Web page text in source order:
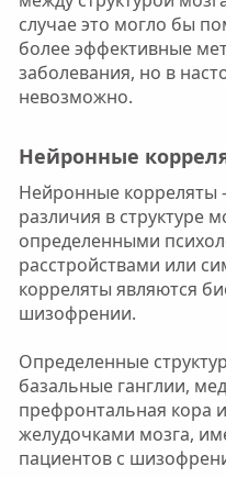
случае это могло бы
более эффективные
заболевания, но в
невозможно.
Нейронные
Нейронные корреляты
различия в структуре
определенными
расстройствами или
корреляты являются
шизофрении.
Определенные
базальные ганглии,
префронтальная кора
желудочками мозга,
пациентов с